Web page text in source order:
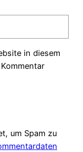
in diesem
um Spam zu